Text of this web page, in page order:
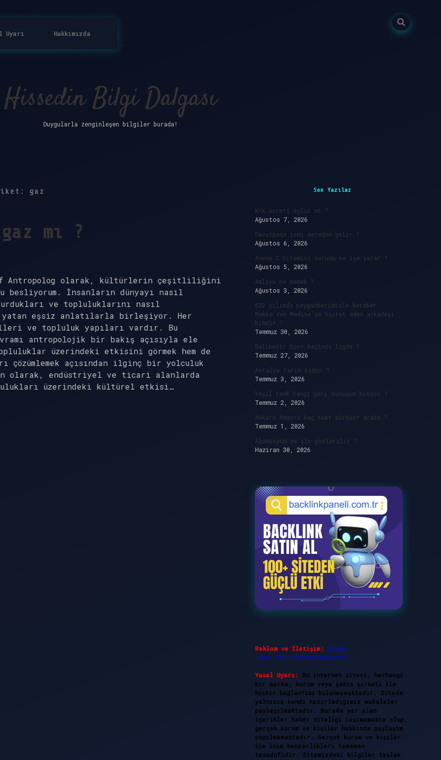
Uyarı Hakkımızda
Hissedin Bilgi Dalgası
Duygularla zenginleşen bilgiler burada!
gaz
mı ?
Antropolog olarak, kültürlerin çeşitliliğini
İnsanların dünyayı nasıl
ve topluluklarını nasıl
eşsiz anlatılarla birleşiyor. Her
ve topluluk yapıları vardır. Bu
antropolojik bir bakış açısıyla ele
üzerindeki etkisini görmek hem de
çözümlemek açısından ilginç bir yolculuk
olarak, endüstriyel ve ticari alanlarda
üzerindeki kültürel etkisi…
SidebarSon Yazılar
KYK ücreti aylık mı ?
Ağustos 7, 2026
Davutpaşa ismi nereden gelir ?
Ağustos 6, 2026
Avene C Vitamini serumu ne işe yarar ?
Ağustos 5, 2026
Aaliya ne demek ?
Ağustos 3, 2026
622 yılında peygamberimizle beraber
Mekke’den Medine’ye hicret eden arkadaşı
kimdir ?
Temmuz 30, 2026
Balıkesir Spor kaçıncı ligde ?
Temmuz 27, 2026
Antalya tarım kimin ?
Temmuz 3, 2026
Yeşil renk hangi geri dönüşüm kutusu ?
Temmuz 2, 2026
Ankara Amasra kaç saat sürüyor araba ?
Temmuz 1, 2026
Alüminyum ne ile gösterilir ?
Haziran 30, 2026
Reklam ve İletişim:
Skype:
live:.cid.575569c608265c69
Yasal Uyarı:
Bu internet sitesi, herhangi
bir marka, kurum veya şahıs şirketi ile
hiçbir bağlantısı bulunmamaktadır. Sitede
yalnızca kendi hazırladığımız makaleler
paylaşılmaktadır. Burada yer alan
içerikler haber niteliği taşımamakta olup,
gerçek kurum ve kişiler hakkında paylaşım
yapılmamaktadır. Gerçek kurum ve kişiler
ile isim benzerlikleri tamamen
tesadüfidir. Sitemizdeki bilgiler taslak